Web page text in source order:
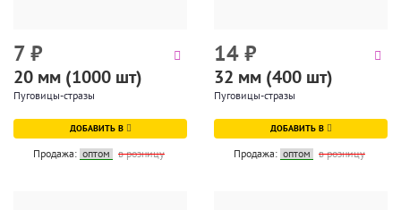
7₽
20 мм (1000 шт)
Пуговицы-стразы
ДОБАВИТЬ В
Продажа: оптом в розницу
14₽
32 мм (400 шт)
Пуговицы-стразы
ДОБАВИТЬ В
Продажа: оптом в розницу